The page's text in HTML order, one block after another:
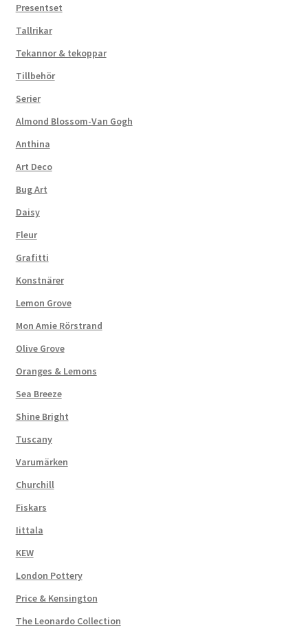
Presentset
Tallrikar
Tekannor & tekoppar
Tillbehör
Serier
Almond Blossom-Van Gogh
Anthina
Art Deco
Bug Art
Daisy
Fleur
Grafitti
Konstnärer
Lemon Grove
Mon Amie Rörstrand
Olive Grove
Oranges & Lemons
Sea Breeze
Shine Bright
Tuscany
Varumärken
Churchill
Fiskars
Iittala
KEW
London Pottery
Price & Kensington
The Leonardo Collection